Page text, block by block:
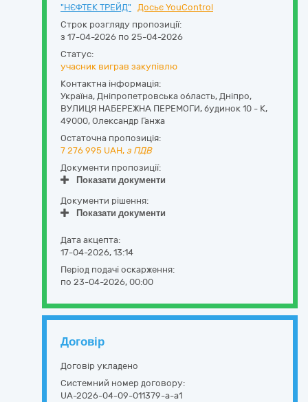
"НЄФТЕК ТРЕЙД"
Досьє YouControl
Строк розгляду пропозиції:
з 17-04-2026 по 25-04-2026
Статус:
учасник виграв закупівлю
Контактна інформація:
Україна, Дніпропетровська область, Дніпро,
ВУЛИЦЯ НАБЕРЕЖНА ПЕРЕМОГИ, будинок 10 - К,
49000, Олександр Ганжа
Остаточна пропозиція:
7 276 995 UAH, з ПДВ
Документи пропозиції:
Показати документи
Документи рішення:
Показати документи
Дата акцепта:
17-04-2026, 13:14
Період подачі оскарження:
по 23-04-2026, 00:00
Договір
Договір укладено
Системний номер договору:
UA-2026-04-09-011379-a-a1